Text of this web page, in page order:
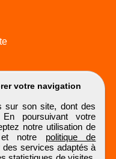
votre navigation
sur son site, dont des
poursuivant votre
notre utilisation de
notre politique de
services adaptés à